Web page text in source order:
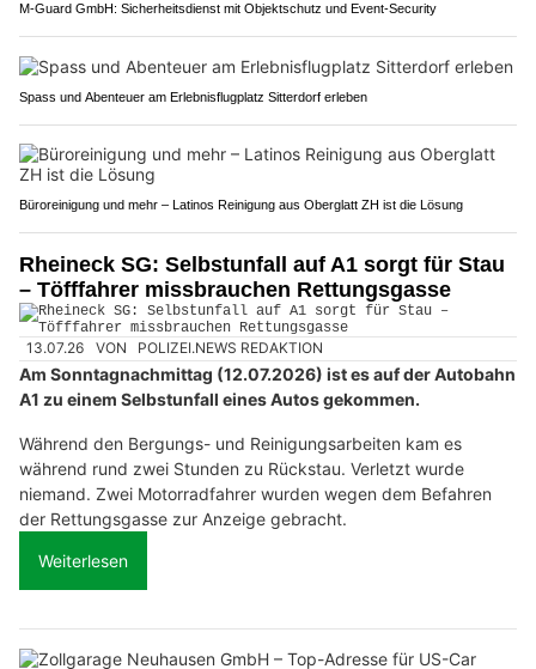
M-Guard GmbH: Sicherheitsdienst mit Objektschutz und Event-Security
Spass und Abenteuer am Erlebnisflugplatz Sitterdorf erleben
Büroreinigung und mehr – Latinos Reinigung aus Oberglatt ZH ist die Lösung
Rheineck SG: Selbstunfall auf A1 sorgt für Stau
– Töfffahrer missbrauchen Rettungsgasse
13.07.26 VON POLIZEI.NEWS REDAKTION
Am Sonntagnachmittag (12.07.2026) ist es auf der Autobahn
A1 zu einem Selbstunfall eines Autos gekommen.
Während den Bergungs- und Reinigungsarbeiten kam es
während rund zwei Stunden zu Rückstau. Verletzt wurde
niemand. Zwei Motorradfahrer wurden wegen dem Befahren
der Rettungsgasse zur Anzeige gebracht.
Weiterlesen